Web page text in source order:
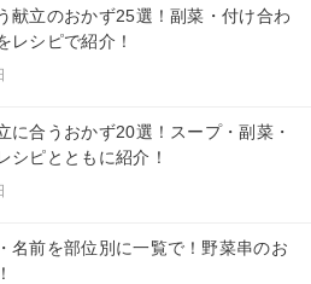
献立のおかず25選！副菜・付け合わ
レシピで紹介！
に合うおかず20選！スープ・副菜・
シピとともに紹介！
名前を部位別に一覧で！野菜串のお